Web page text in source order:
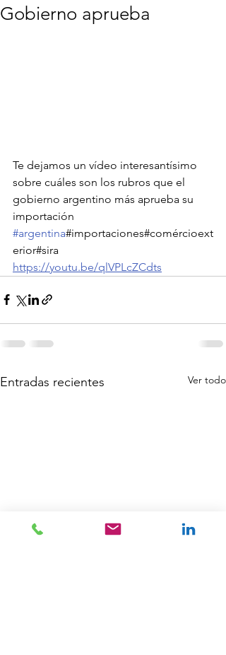
Gobierno aprueba
Te dejamos un vídeo interesantísimo
sobre cuáles son los rubros que el
gobierno argentino más aprueba su
importación
#argentina#importaciones#comércioext
erior#sira
https://youtu.be/qlVPLcZCdts
Entradas recientes Ver todo